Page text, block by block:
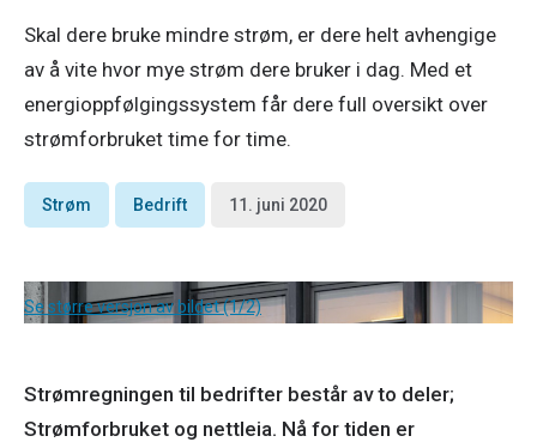
Skal dere bruke mindre strøm, er dere helt avhengige
av å vite hvor mye strøm dere bruker i dag. Med et
energioppfølgingssystem får dere full oversikt over
strømforbruket time for time.
Strøm Bedrift 11. juni 2020
Se større versjon av bildet (1/2)
Strømregningen til bedrifter består av to deler;
Strømforbruket og nettleia. Nå for tiden er